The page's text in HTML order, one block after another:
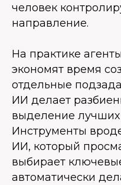
человек
направление.
На практике
экономят время
отдельные
ИИ делает
выделение
Инструменты
ИИ, который
выбирает
автоматически